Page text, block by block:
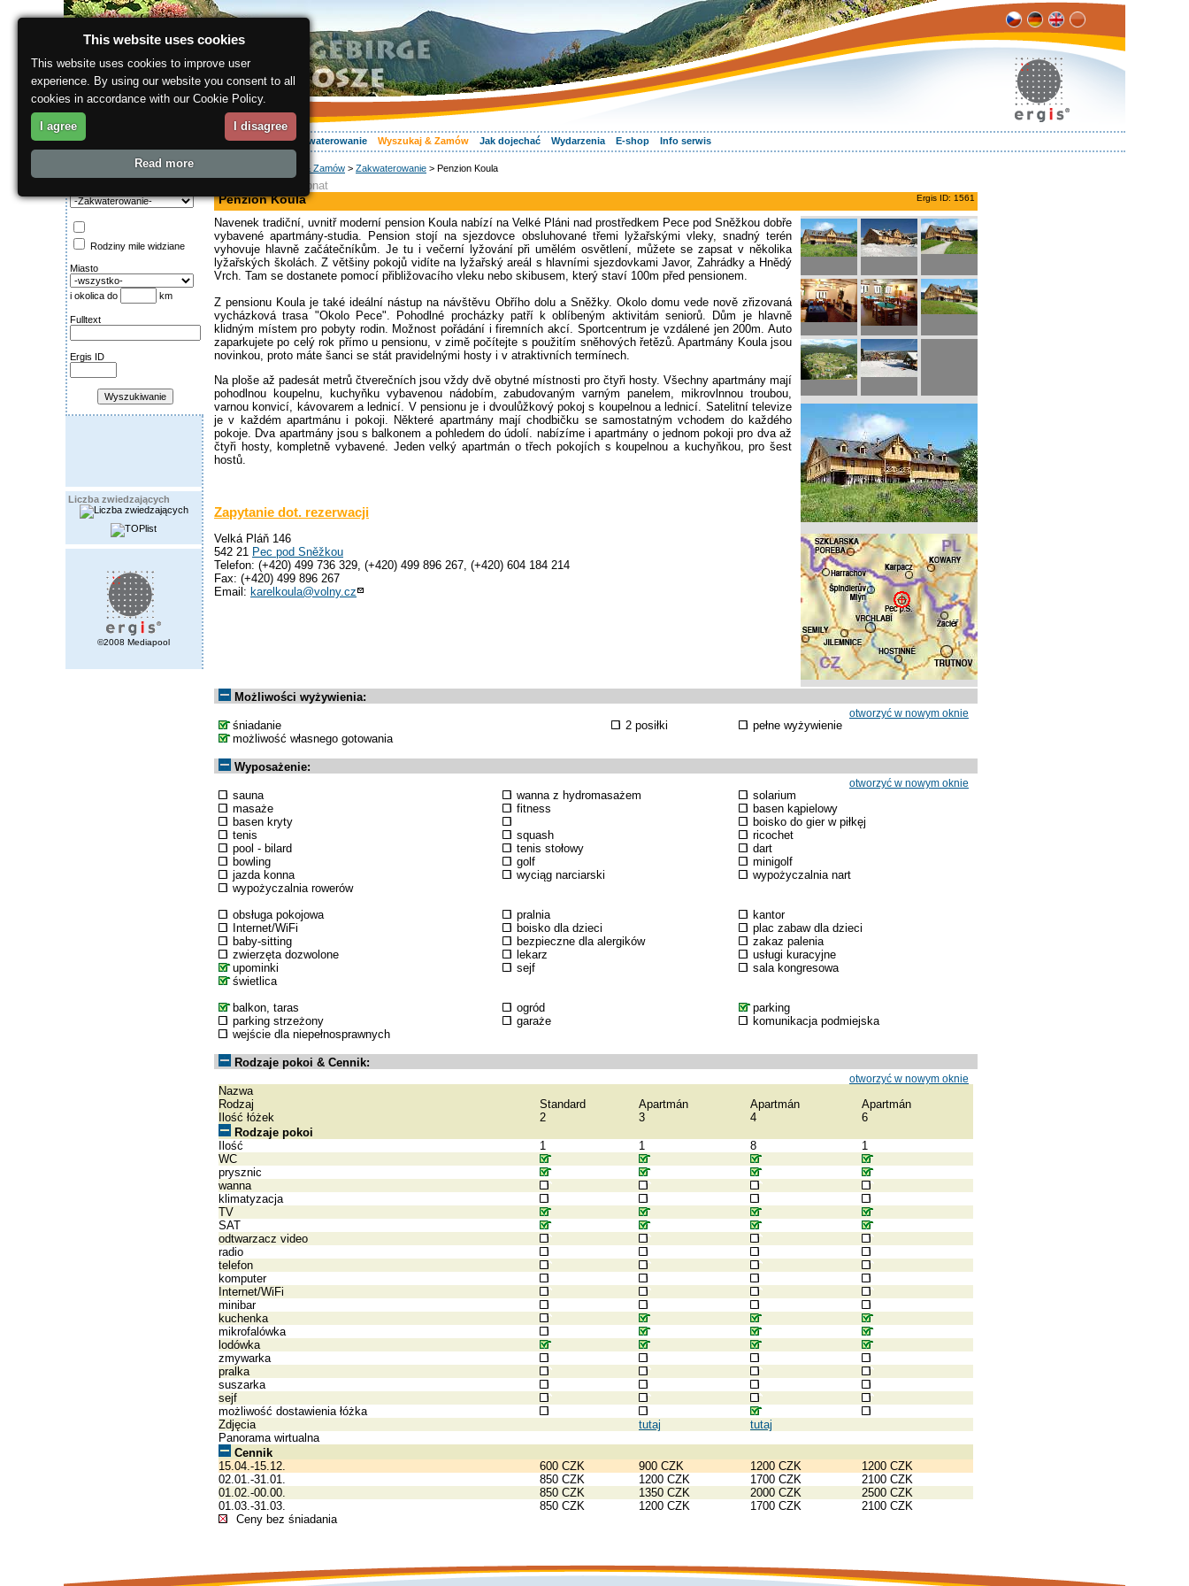
O regionie Wasz urlop Zakwaterowanie Wyszukaj & Zamów Jak dojechać Wydarzenia E-shop Info serwis
Wyszukiwanie:
Rodziny mile widziane
Miasto
i okolica do km
Fulltext
Ergis ID
Liczba zwiedzających
©2008 Mediapool
Wyszukaj & Zamów > Zakwaterowanie > Penzion Koula
apartament, pensjonat
Ergis ID: 1561
Penzion Koula
Navenek tradiční, uvnitř moderní pension Koula nabízí na Velké Pláni nad prostředkem Pece pod Sněžkou dobře
vybavené apartmány-studia. Pension stojí na sjezdovce obsluhované třemi lyžařskými vleky, snadný terén
vyhovuje hlavně začátečníkům. Je tu i večerní lyžování při umělém osvětlení, můžete se zapsat v několika
lyžařských školách. Z většiny pokojů vidíte na lyžařský areál s hlavními sjezdovkami Javor, Zahrádky a Hnědý
Vrch. Tam se dostanete pomocí přibližovacího vleku nebo skibusem, který staví 100m před pensionem.
Z pensionu Koula je také ideální nástup na návštěvu Obřího dolu a Sněžky. Okolo domu vede nově zřizovaná
vycházková trasa "Okolo Pece". Pohodlné procházky patří k oblíbeným aktivitám seniorů. Dům je hlavně
klidným místem pro pobyty rodin. Možnost pořádání i firemních akcí. Sportcentrum je vzdálené jen 200m. Auto
zaparkujete po celý rok přímo u pensionu, v zimě počítejte s použitím sněhových řetězů. Apartmány Koula jsou
novinkou, proto máte šanci se stát pravidelnými hosty i v atraktivních termínech.
Na ploše až padesát metrů čtverečních jsou vždy dvě obytné místnosti pro čtyři hosty. Všechny apartmány mají
pohodlnou koupelnu, kuchyňku vybavenou nádobím, zabudovaným varným panelem, mikrovlnnou troubou,
varnou konvicí, kávovarem a lednicí. V pensionu je i dvoulůžkový pokoj s koupelnou a lednicí. Satelitní televize
je v každém apartmánu i pokoji. Některé apartmány mají chodbičku se samostatným vchodem do každého
pokoje. Dva apartmány jsou s balkonem a pohledem do údolí. nabízíme i apartmány o jednom pokoji pro dva až
čtyři hosty, kompletně vybavené. Jeden velký apartmán o třech pokojích s koupelnou a kuchyňkou, pro šest
hostů.
Zapytanie dot. rezerwacji
Velká Pláň 146
542 21 Pec pod Sněžkou
Telefon: (+420) 499 736 329, (+420) 499 896 267, (+420) 604 184 214
Fax: (+420) 499 896 267
Email: karelkoula@volny.cz
Możliwości wyżywienia:
otworzyć w nowym oknie
śniadanie 2 posiłki
pełne wyżywienie
możliwość własnego gotowania
Wyposażenie:
otworzyć w nowym oknie
sauna wanna z hydromasażem
solarium
masaże
fitness
basen kąpielowy
basen kryty
boisko do gier w piłkęj
tenis
squash
ricochet
pool - bilard
tenis stołowy
dart
bowling
golf
minigolf
jazda konna
wyciąg narciarski
wypożyczalnia nart
wypożyczalnia rowerów
obsługa pokojowa
pralnia
kantor
Internet/WiFi
boisko dla dzieci
plac zabaw dla dzieci
baby-sitting
bezpieczne dla alergików
zakaz palenia
zwierzęta dozwolone
lekarz
usługi kuracyjne
upominki
sejf
sala kongresowa
świetlica
balkon, taras
ogród
parking
parking strzeżony
garaże
komunikacja podmiejska
wejście dla niepełnosprawnych
Rodzaje pokoi & Cennik:
otworzyć w nowym oknie
Nazwa
Rodzaj
Standard Apartmán Apartmán
Apartmán
Ilość łóżek
2 3 4
6
Rodzaje pokoi
Ilość
1 1 8
1
WC
prysznic
wanna
klimatyzacja
TV
SAT
odtwarzacz video
radio
telefon
komputer
Internet/WiFi
minibar
kuchenka
mikrofalówka
lodówka
zmywarka
pralka
suszarka
sejf
możliwość dostawienia łóżka
Zdjęcia
tutaj
tutaj
Panorama wirtualna
Cennik
15.04.-15.12.
600 CZK 900 CZK 1200 CZK
1200 CZK
02.01.-31.01.
850 CZK 1200 CZK 1700 CZK
2100 CZK
01.02.-00.00.
850 CZK 1350 CZK 2000 CZK
2500 CZK
01.03.-31.03.
850 CZK 1200 CZK 1700 CZK
2100 CZK
Ceny bez śniadania
This website uses cookies
This website uses cookies to improve user
experience. By using our website you consent to all
cookies in accordance with our Cookie Policy.
I agree I disagree
Read more